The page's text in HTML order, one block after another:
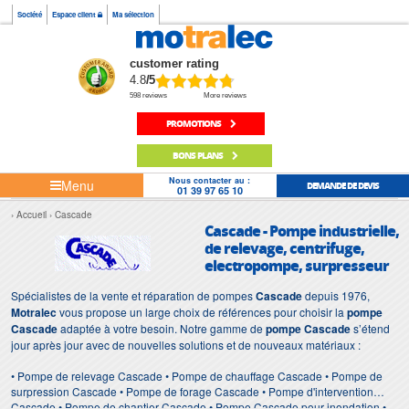
Société Espace client Ma sélection
customer rating
4.8/5
598 reviews More reviews
PROMOTIONS
BONS PLANS
Menu Nous contacter au :
01 39 97 65 10 DEMANDE DE DEVIS
Accueil Cascade
Cascade - Pompe industrielle,
de relevage, centrifuge,
electropompe, surpresseur
Spécialistes de la vente et réparation de pompesCascadedepuis 1976,
Motralecvous propose un large choix de références pour choisir la pompe
Cascadeadaptée à votre besoin. Notre gamme depompe Cascades’étend
jour après jour avec de nouvelles solutions et de nouveaux matériaux :
• Pompe de relevage Cascade • Pompe de chauffage Cascade • Pompe de
surpression Cascade • Pompe de forage Cascade • Pompe d'intervention